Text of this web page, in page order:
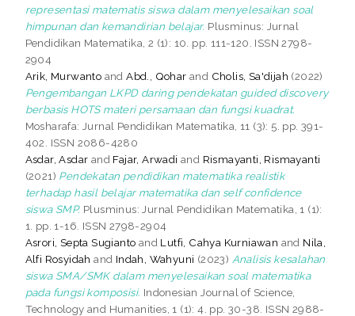
representasi matematis siswa dalam menyelesaikan soal
himpunan dan kemandirian belajar. Plusminus: Jurnal
Pendidikan Matematika, 2 (1): 10. pp. 111-120. ISSN 2798-
2904
Arik, Murwanto andAbd., Qohar and Cholis, Sa'dijah (2022)
Pengembangan LKPD daring pendekatan guided discovery
berbasis HOTS materi persamaan dan fungsi kuadrat.
Mosharafa: Jurnal Pendidikan Matematika, 11 (3): 5. pp. 391-
402. ISSN 2086-4280
Asdar, Asdar and Fajar, Arwadi and Rismayanti, Rismayanti
(2021) Pendekatan pendidikan matematika realistik
terhadap hasil belajar matematika dan self confidence
siswa SMP. Plusminus: Jurnal Pendidikan Matematika, 1 (1):
1. pp. 1-16. ISSN 2798-2904
Asrori, Septa Sugianto and Lutfi, Cahya Kurniawan and Nila,
Alfi Rosyidah and Indah, Wahyuni (2023) Analisis kesalahan
siswa SMA/SMK dalam menyelesaikan soal matematika
pada fungsi komposisi. Indonesian Journal of Science,
Technology and Humanities, 1 (1): 4. pp. 30-38. ISSN 2988-